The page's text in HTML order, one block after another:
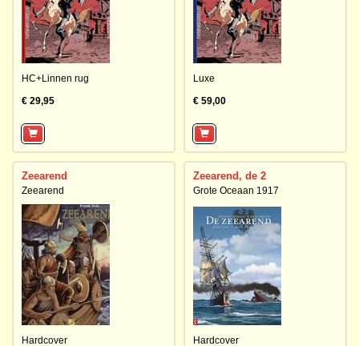
HC+Linnen rug
€ 29,95
Luxe
€ 59,00
Zeearend
Zeearend
Hardcover
Zeearend, de 2
Grote Oceaan 1917
Hardcover